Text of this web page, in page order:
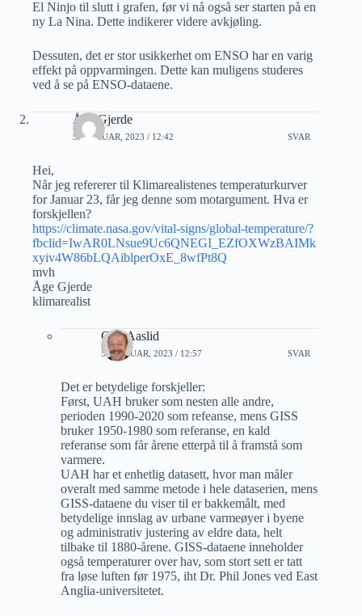
El Ninjo til slutt i grafen, før vi nå også ser starten på en
ny La Nina. Dette indikerer videre avkjøling.
Dessuten, det er stor usikkerhet om ENSO har en varig
effekt på oppvarmingen. Dette kan muligens studeres
ved å se på ENSO-dataene.
Åge Gjerde
5 FEBRUAR, 2023 / 12:42 SVAR
Hei,
Når jeg refererer til Klimarealistenes temperaturkurver
for Januar 23, får jeg denne som motargument. Hva er
forskjellen?
https://climate.nasa.gov/vital-signs/global-temperature/?
fbclid=IwAR0LNsue9Uc6QNEGI_EZfOXWzBAIMk
xyiv4W86bLQAiblperOxE_8wfPt8Q
mvh
Åge Gjerde
klimarealist
Geir Aaslid
5 FEBRUAR, 2023 / 12:57 SVAR
Det er betydelige forskjeller:
Først, UAH bruker som nesten alle andre,
perioden 1990-2020 som refeanse, mens GISS
bruker 1950-1980 som referanse, en kald
referanse som får årene etterpå til å framstå som
varmere.
UAH har et enhetlig datasett, hvor man måler
overalt med samme metode i hele dataserien, mens
GISS-dataene du viser til er bakkemålt, med
betydelige innslag av urbane varmeøyer i byene
og administrativ justering av eldre data, helt
tilbake til 1880-årene. GISS-dataene inneholder
også temperaturer over hav, som stort sett er tatt
fra løse luften før 1975, iht Dr. Phil Jones ved East
Anglia-universitetet.